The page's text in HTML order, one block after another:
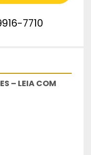
7710
– LEIA COM